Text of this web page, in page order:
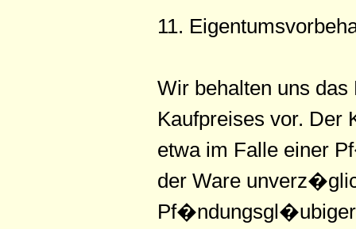
11.
Wir behalten uns
Kaufpreises vor. Der
etwa im Falle einer
der Ware